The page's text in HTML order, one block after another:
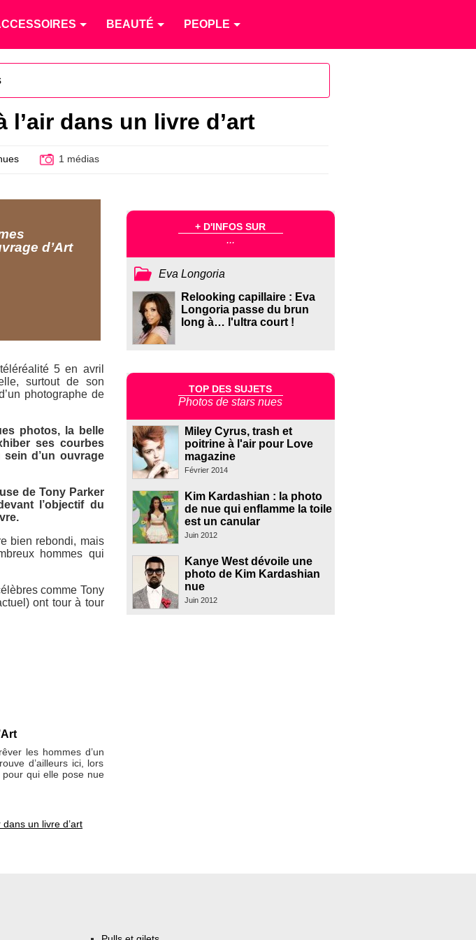
BEAUTÉ PEOPLE
dans un livre d’art
1 médias
d’Art
5 en avril
surtout de son
photographe de
photos, la belle
ses courbes
d’un ouvrage
de Tony Parker
l’objectif du
bien rebondi, mais
hommes qui
comme Tony
ont tour à tour
les hommes d’un
d’ailleurs ici, lors
pour qui elle pose nue
un livre d’art
+ D'INFOS SUR
...
Eva Longoria
Relooking capillaire : Eva
Longoria passe du brun
long à… l'ultra court !
TOP DES SUJETS
Photos de stars nues
Miley Cyrus, trash et
poitrine à l'air pour Love
magazine
Février 2014
Kim Kardashian : la photo
de nue qui enflamme la toile
est un canular
Juin 2012
Kanye West dévoile une
photo de Kim Kardashian
nue
Juin 2012